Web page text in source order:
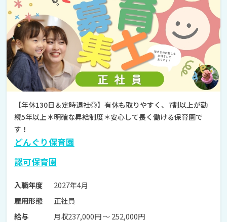
【年休130日＆定時退社◎】有休も取りやすく、7割以上が勤
続5年以上＊明確な昇給制度＊安心して長く働ける保育園で
す！
どんぐり保育園
認可保育園
入職年度
2027年4月
雇用形態
正社員
給与
月収237,000円 〜 252,000円